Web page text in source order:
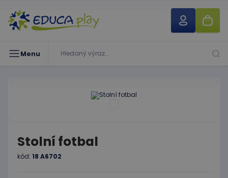
Menu
Stolní fotbal
kód: 18 A6702